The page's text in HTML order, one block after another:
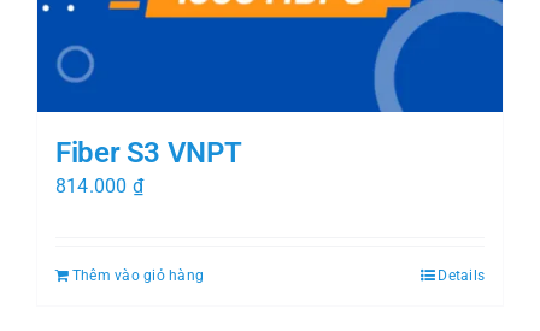
Fiber S3 VNPT
814.000 ₫
Thêm vào giỏ hàng Details